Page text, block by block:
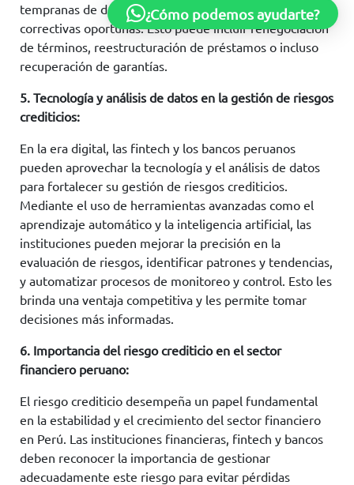
tempranas de deterioro crediticio y tomar medidas
correctivas oportunas. Esto puede incluir renegociación
de términos, reestructuración de préstamos o incluso
recuperación de garantías.
5. Tecnología y análisis de datos en la gestión de riesgos
crediticios:
En la era digital, las fintech y los bancos peruanos
pueden aprovechar la tecnología y el análisis de datos
para fortalecer su gestión de riesgos crediticios.
Mediante el uso de herramientas avanzadas como el
aprendizaje automático y la inteligencia artificial, las
instituciones pueden mejorar la precisión en la
evaluación de riesgos, identificar patrones y tendencias,
y automatizar procesos de monitoreo y control. Esto les
brinda una ventaja competitiva y les permite tomar
decisiones más informadas.
6. Importancia del riesgo crediticio en el sector
financiero peruano:
El riesgo crediticio desempeña un papel fundamental
en la estabilidad y el crecimiento del sector financiero
en Perú. Las instituciones financieras, fintech y bancos
deben reconocer la importancia de gestionar
adecuadamente este riesgo para evitar pérdidas
¿Cómo podemos ayudarte?